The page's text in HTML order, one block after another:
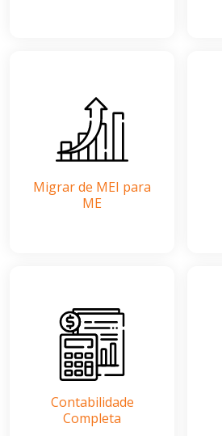
Migrar de MEI para
ME
Contabilidade
Completa